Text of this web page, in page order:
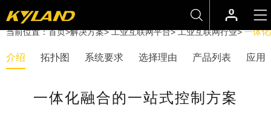
当前位置：首页>解决方案>工业互联网平台>工业互联网行业>一体
介绍 拓扑图 系统要求 选择理由 产品列表 应用
一体化融合的一站式控制方案